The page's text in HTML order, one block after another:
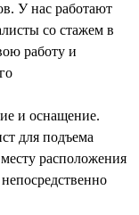
У нас работают
со стажем в
работу и
и оснащение.
для подъема
расположения